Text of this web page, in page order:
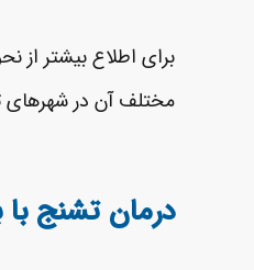
برای اطلاع بیشتر از
مختلف آن در شهرهای
درمان تشنج